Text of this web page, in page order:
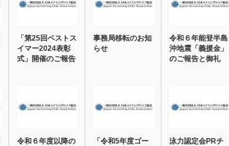
「第25回ベストス
イマー2024表彰
式」開催のご報告
事務局移転のお知
らせ
令和６年能登半島
沖地震「義援金」
のご報告と御礼
令和６年度以降の
「令和5年度ゴー
泳力認定会PRチ